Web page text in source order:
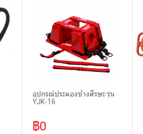
อุปกรณ์ประคองข้างศีรษะ รุ่น
YJK-16
฿0